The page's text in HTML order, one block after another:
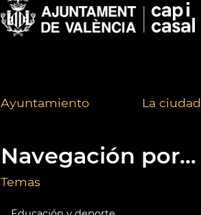
Ayuntamiento La ciudad
Navegación por...
Temas